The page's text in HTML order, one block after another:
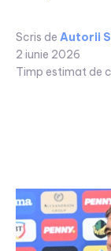
Scris de Autorii
2 iunie 2026
Timp estimat de